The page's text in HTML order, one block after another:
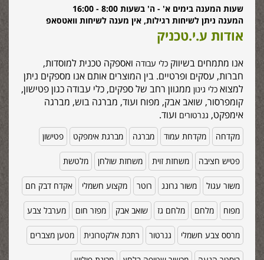
שעות המענה בימים א' - ה' בשעות 8:00 - 16:00
המענה ניתן לשיחות רגילות, אין מענה לשיחות וואטסאפ
אודות ע.י.טכניק
אנו מתמחים בשיווק כלי עבודה ואספקה טכנית למוסדות,
חברות, עסקים ופרטיים. בין המוצרים אותם אנו מספקים ניתן
למצוא כלי גינון ממגוון רחב של ספקים, כלי עבודה כגון פטישון,
קומפרסור, שואב אבק, מפוח ועוד, מברגה בוש, מברגה
אימפקט, גנרטורים ועוד.
מקדחה מקדחת עמוד מברגה מברגת אימפקט פטישון
פטיש חציבה משחזת זוית משחזת שולחן מלטשת
משור עגול משור גרונג רוטר מקצוע חשמלי אקדח דבק חם
מפוח מלחם מלחם גז שואב אבק מפזר חום מערבל צבע
מרסס צבע חשמלי גנרטור רתכת אלקטרונית מטען מצברים